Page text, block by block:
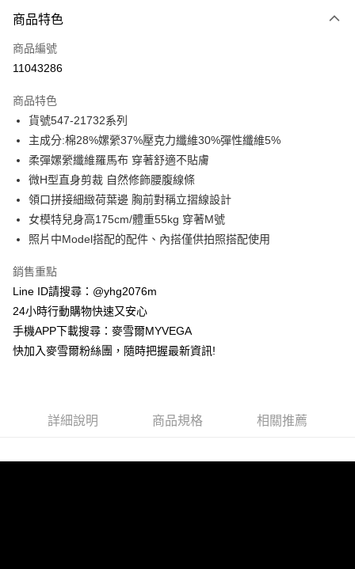
信用卡一次付款
信用卡分期付款
合作金庫商業銀行
華南商業銀行
上海商業儲蓄銀行
台北富邦商業銀行
國泰世華商業銀行
兆豐國際商業銀行
臺灣中小企業銀行
台中商業銀行
匯豐（台灣）商業銀行
華泰商業銀行
聯邦商業銀行
遠東國際商業銀行
元大商業銀行
永豐商業銀行
玉山商業銀行
星展（台灣）商業銀行
台灣樂天信用卡公司
超商取貨付款
LINE Pay
Apple Pay
街口支付
貨到付款
運送方式
全家取貨付款
每筆NT$100，滿NT$599(含以上)免運費
商品特色
商品編號
11043286
商品特色
貨號547-21732系列
主成分:棉28%嫘縈37%壓克力纖維30%彈性纖維5%
柔彈嫘縈纖維羅馬布 穿著舒適不貼膚
微H型直身剪裁 自然修飾腰腹線條
領口拼接細緻荷葉邊 胸前對稱立摺線設計
女模特兒身高175cm/體重55kg 穿著M號
照片中Model搭配的配件、內搭僅供拍照搭配使用
銷售重點
Line ID請搜尋：@yhg2076m
24小時行動購物快速又安心
手機APP下載搜尋：麥雪爾MYVEGA
快加入麥雪爾粉絲團，隨時把握最新資訊!
詳細說明 商品規格 相關推薦